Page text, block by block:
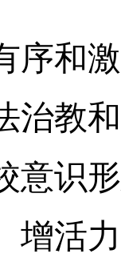
序和
治教
意识
增活